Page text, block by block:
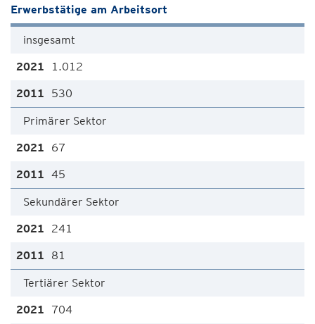
Erwerbstätige am Arbeitsort
insgesamt
1.012
530
Primärer Sektor
67
45
Sekundärer Sektor
241
81
Tertiärer Sektor
704